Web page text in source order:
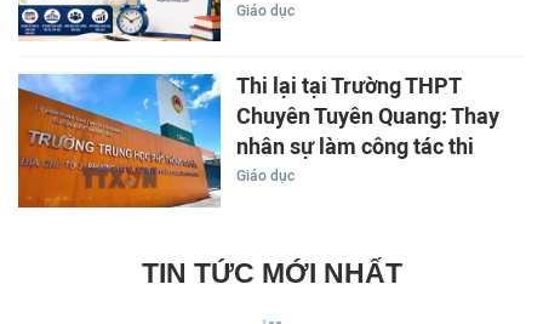
Giáo dục
Thi lại tại Trường THPT
Chuyên Tuyên Quang: Thay
nhân sự làm công tác thi
Giáo dục
TIN TỨC MỚI NHẤT